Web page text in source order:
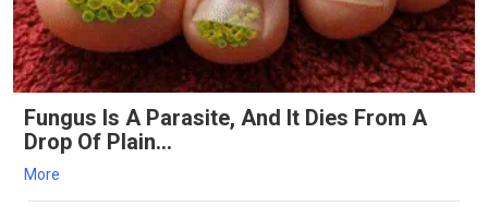
Fungus Is A Parasite, And It Dies From A
Drop Of Plain...
More